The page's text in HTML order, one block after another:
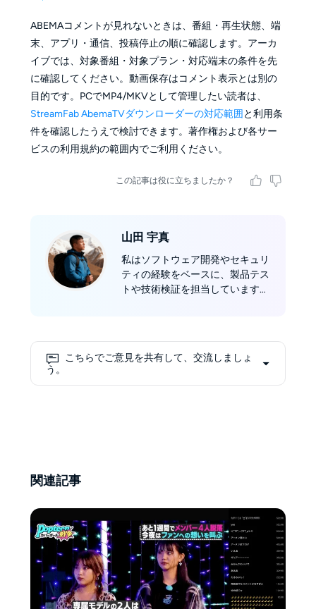
ABEMAコメントが見れないときは、番組・再生状態、端
末、アプリ・通信、投稿停止の順に確認します。アーカ
イブでは、対象番組・対象プラン・対応端末の条件を先
に確認してください。動画保存はコメント表示とは別の
目的です。PCでMP4/MKVとして管理したい読者は、
StreamFab AbemaTVダウンローダーの対応範囲 と利用条
件を確認したうえで検討できます。著作権および各サー
ビスの利用規約の範囲内でご利用ください。
この記事は役に立ちましたか？
山田 宇真
私はソフトウェア開発やセキュリ
ティの経験をベースに、製品テス
トや技術検証を担当しています。
落とし込みます。
こちらでご意見を共有して、交流しましょ
う。
関連記事